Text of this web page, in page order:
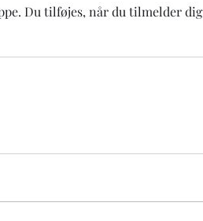
Du tilføjes, når du tilmelder dig